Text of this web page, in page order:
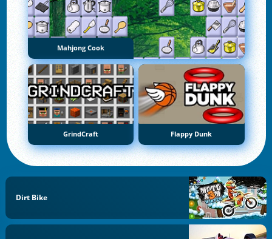
Mahjong Cook
GrindCraft Flappy Dunk
Dirt Bike